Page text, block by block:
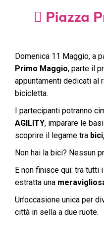
Piazza
Domenica 11 Maggio, a
Primo Maggio, parte il
appuntamenti dedicati al
bicicletta.
I partecipanti potranno
AGILITY, imparare le
scoprire il legame tra
Non hai la bici? Nessun
E non finisce qui: tra tutti
estratta una
Un’occasione unica per
città in sella a due ruote.